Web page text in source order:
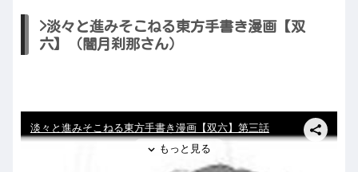
>淡々と進みそこねる東方手書き漫画【双
六】（闇月刹那さん）